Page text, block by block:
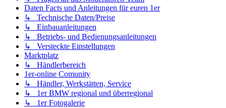
Daten Facts und Anleitungen für euren 1er
↳ Technische Daten/Preise
↳ Einbauanleitungen
↳ Betriebs- und Bedienungsanleitungen
↳ Versteckte Einstellungen
Marktplatz
↳ Händlerbereich
1er-online Comunity
↳ Händler, Werkstätten, Service
↳ 1er BMW regional und überregional
↳ 1er Fotogalerie